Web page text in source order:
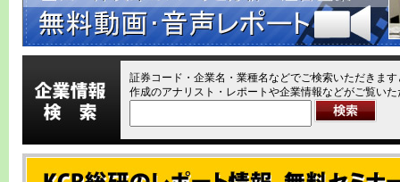
証券コード・企業名・業種名などでご検索いただきま
作成のアナリスト・レポートや企業情報などがご覧い